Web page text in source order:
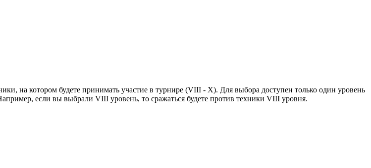
на котором будете принимать участие в турнире (VIII - X). Для выбора доступен только один уровень
если вы выбрали VIII уровень, то сражаться будете против техники VIII уровня.